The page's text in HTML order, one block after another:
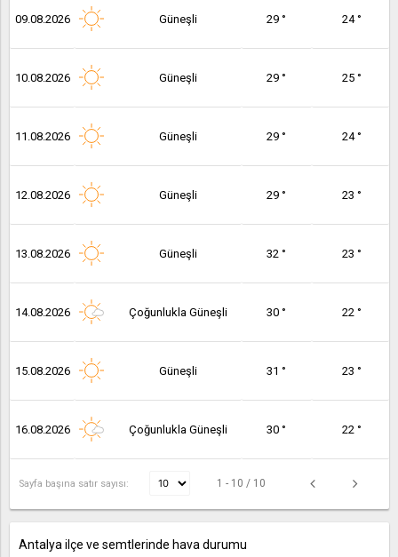
09.08.2026 Güneşli 29 ° 24 °
10.08.2026 Güneşli 29 ° 25 °
11.08.2026 Güneşli 29 ° 24 °
12.08.2026 Güneşli 29 ° 23 °
13.08.2026 Güneşli 32 ° 23 °
14.08.2026 Çoğunlukla Güneşli 30 ° 22 °
15.08.2026 Güneşli 31 ° 23 °
16.08.2026 Çoğunlukla Güneşli 30 ° 22 °
Sayfa başına satır sayısı: 1 - 10 / 10
Antalya ilçe ve semtlerinde hava durumu